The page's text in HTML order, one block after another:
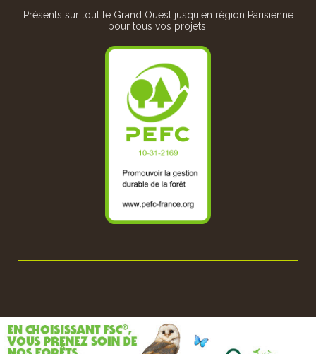
Présents sur tout le Grand Ouest jusqu'en région Parisienne
pour tous vos projets.